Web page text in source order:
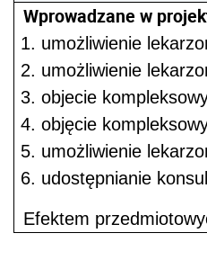
Wprowadzane w
umożliwienie
umożliwienie
objecie
objęcie
umożliwienie
udostępnianie
Efektem